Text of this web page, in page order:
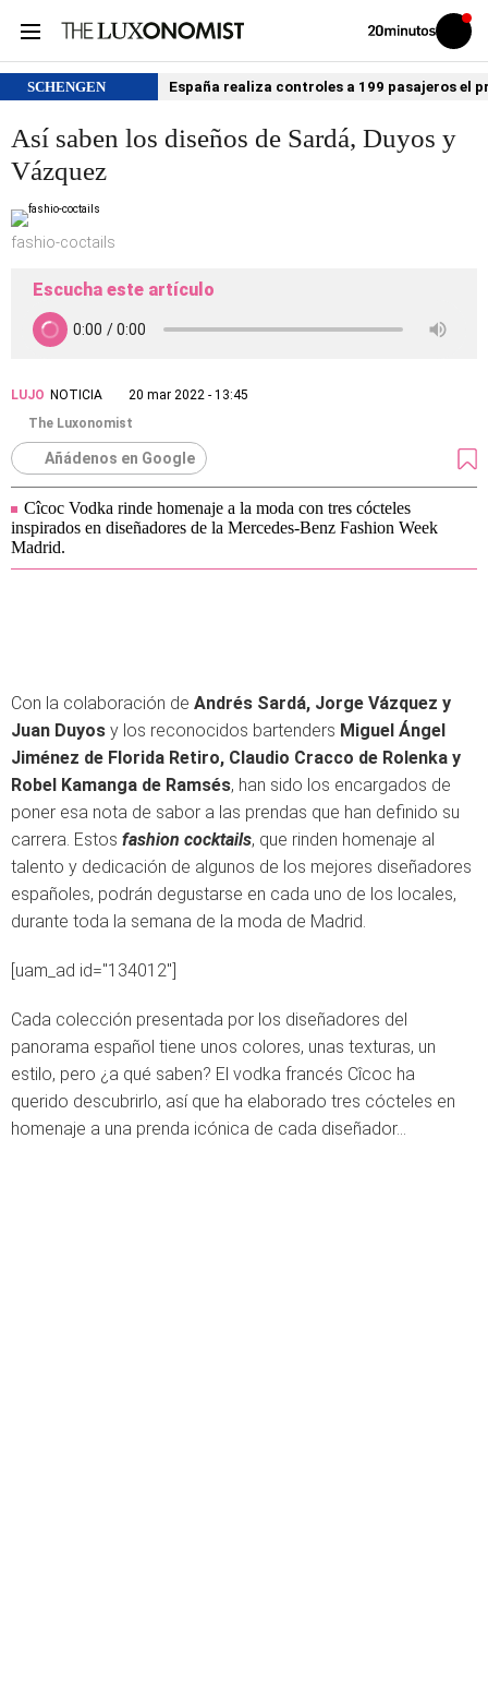
Volver
Iniciar
sesión
SCHENGEN España realiza controles a 199 pasajeros el
Así saben los diseños de Sardá, Duyos y
Vázquez
fashio-coctails
Escucha este artículo
LUJO NOTICIA
20 mar 2022 - 13:45
The Luxonomist
Añádenos en Google
Cîcoc Vodka rinde homenaje a la moda con tres cócteles
inspirados en diseñadores de la Mercedes-Benz Fashion Week
Madrid.
Con la colaboración de Andrés Sardá, Jorge Vázquez y
Juan Duyos y los reconocidos bartenders Miguel Ángel
Jiménez de Florida Retiro, Claudio Cracco de Rolenka y
Robel Kamanga de Ramsés, han sido los encargados de
poner esa nota de sabor a las prendas que han definido su
carrera. Estos fashion cocktails, que rinden homenaje al
talento y dedicación de algunos de los mejores diseñadores
españoles, podrán degustarse en cada uno de los locales,
durante toda la semana de la moda de Madrid.
[uam_ad id="134012"]
Cada colección presentada por los diseñadores del
panorama español tiene unos colores, unas texturas, un
estilo, pero ¿a qué saben? El vodka francés Cîcoc ha
querido descubrirlo, así que ha elaborado tres cócteles en
homenaje a una prenda icónica de cada diseñador...